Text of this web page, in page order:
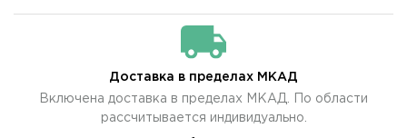
Доставка в пределах МКАД
Включена доставка в пределах МКАД. По области
рассчитывается индивидуально.